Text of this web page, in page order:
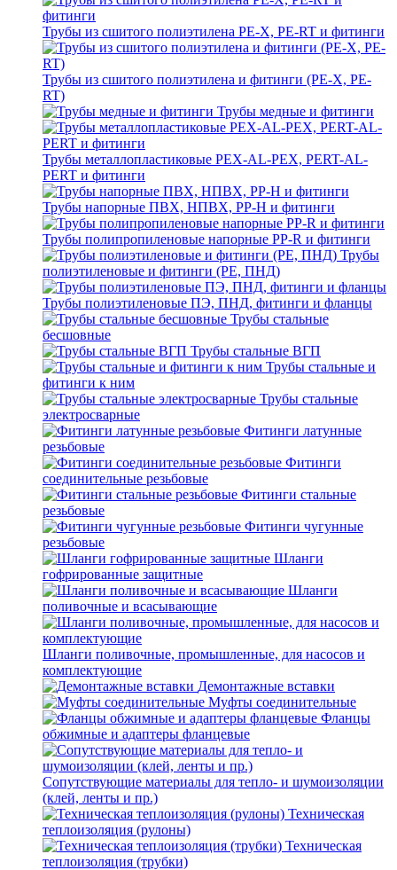
Трубы из сшитого полиэтилена PE-X, PE-RT и фитинги
Трубы из сшитого полиэтилена и фитинги (PE-X, PE-
RT)
Трубы медные и фитинги
Трубы металлопластиковые PEX-AL-PEX, PERT-AL-
PERT и фитинги
Трубы напорные ПВХ, НПВХ, PP-H и фитинги
Трубы полипропиленовые напорные PP-R и фитинги
Трубы
полиэтиленовые и фитинги (PE, ПНД)
Трубы полиэтиленовые ПЭ, ПНД, фитинги и фланцы
Трубы стальные
бесшовные
Трубы стальные ВГП
Трубы стальные и
фитинги к ним
Трубы стальные
электросварные
Фитинги латунные
резьбовые
Фитинги
соединительные резьбовые
Фитинги стальные
резьбовые
Фитинги чугунные
резьбовые
Шланги
гофрированные защитные
Шланги
поливочные и всасывающие
Шланги поливочные, промышленные, для насосов и
комплектующие
Демонтажные вставки
Муфты соединительные
Фланцы
обжимные и адаптеры фланцевые
Сопутствующие материалы для тепло- и шумоизоляции
(клей, ленты и пр.)
Техническая
теплоизоляция (рулоны)
Техническая
теплоизоляция (трубки)